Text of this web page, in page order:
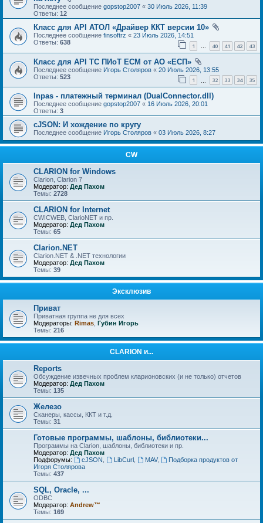
Последнее сообщение gopstop2007 « 30 Июль 2026, 11:39
Ответы: 12
Класс для API АТОЛ «Драйвер ККТ версии 10»
Последнее сообщение finsoftrz « 23 Июль 2026, 14:51
Ответы: 638 1 … 40 41 42 43
Класс для API ТС ПИоТ ЕСМ от АО «ЕСП»
Последнее сообщение Игорь Столяров « 20 Июль 2026, 13:55
Ответы: 523 1 32 33 34 35
Inpas - платежный терминал (DualConnector.dll)
Последнее сообщение gopstop2007 « 16 Июль 2026, 20:01
Ответы: 3
cJSON: И хождение по кругу
Последнее сообщение Игорь Столяров « 03 Июль 2026, 8:27
CW
CLARION for Windows
Clarion, Clarion 7
Модератор: Дед Пахом
Темы: 2728
CLARION for Internet
CWICWEB, ClarioNET и пр.
Модератор: Дед Пахом
Темы: 65
Clarion.NET
Clarion.NET & .NET технологии
Модератор: Дед Пахом
Темы: 39
Эксклюзив
Приват
Приватная группа не для всех
Модераторы: Rimas
Губин Игорь
Темы: 216
CLARION и...
Reports
Обсуждение извечных проблем кларионовских (и не только) отчетов
Модератор: Дед Пахом
Темы: 135
Железо
Сканеры, кассы, ККТ и т.д.
Темы: 31
Готовые программы, шаблоны, библиотеки...
Программы на Clarion, шаблоны, библиотеки и пр.
Модератор: Дед Пахом
Подфорумы:
cJSON LibCurl MAV,
Подборка продуктов от
Игоря Столярова
Темы: 437
SQL, Oracle, ...
ODBC
Модератор: Andrew™
Темы: 169